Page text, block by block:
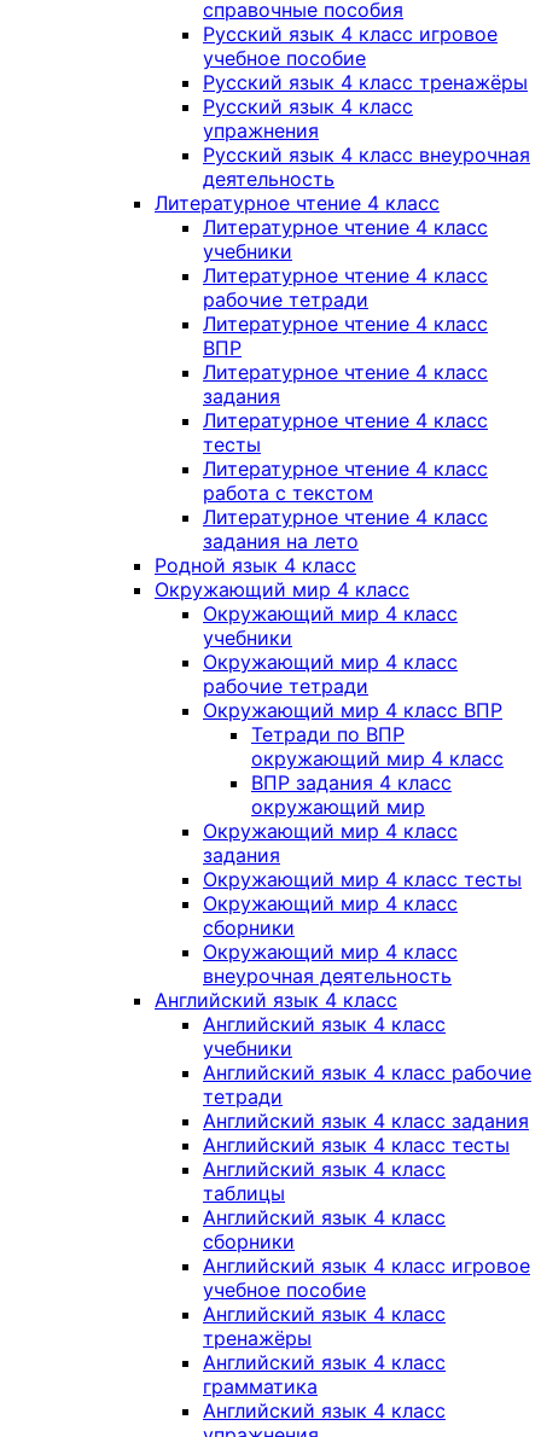
справочные пособия
Русский язык 4 класс игровое
учебное пособие
Русский язык 4 класс тренажёры
Русский язык 4 класс
упражнения
Русский язык 4 класс внеурочная
деятельность
Литературное чтение 4 класс
Литературное чтение 4 класс
учебники
Литературное чтение 4 класс
рабочие тетради
Литературное чтение 4 класс
ВПР
Литературное чтение 4 класс
задания
Литературное чтение 4 класс
тесты
Литературное чтение 4 класс
работа с текстом
Литературное чтение 4 класс
задания на лето
Родной язык 4 класс
Окружающий мир 4 класс
Окружающий мир 4 класс
учебники
Окружающий мир 4 класс
рабочие тетради
Окружающий мир 4 класс ВПР
Тетради по ВПР
окружающий мир 4 класс
ВПР задания 4 класс
окружающий мир
Окружающий мир 4 класс
задания
Окружающий мир 4 класс тесты
Окружающий мир 4 класс
сборники
Окружающий мир 4 класс
внеурочная деятельность
Английский язык 4 класс
Английский язык 4 класс
учебники
Английский язык 4 класс рабочие
тетради
Английский язык 4 класс задания
Английский язык 4 класс тесты
Английский язык 4 класс
таблицы
Английский язык 4 класс
сборники
Английский язык 4 класс игровое
учебное пособие
Английский язык 4 класс
тренажёры
Английский язык 4 класс
грамматика
Английский язык 4 класс